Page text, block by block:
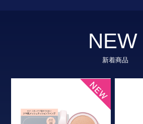
NEW
新着商品